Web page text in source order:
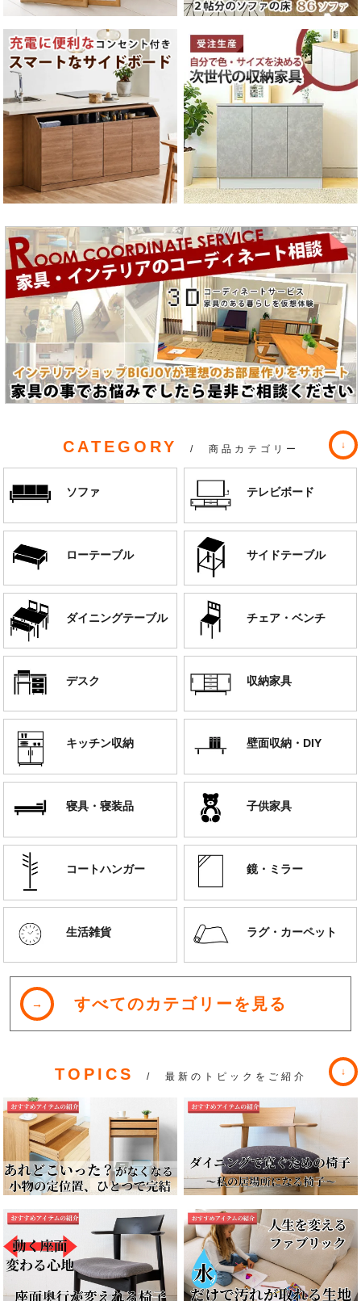
CATEGORY / 商品カテゴリー
ソファ テレビボード
ローテーブル サイドテーブル
ダイニングテーブル チェア・ベンチ
デスク 収納家具
キッチン収納 壁面収納・DIY
寝具・寝装品 子供家具
コートハンガー 鏡・ミラー
生活雑貨 ラグ・カーペット
すべてのカテゴリーを見る
TOPICS / 最新のトピックをご紹介